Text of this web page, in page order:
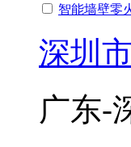
智能墙壁零
深圳
广东-